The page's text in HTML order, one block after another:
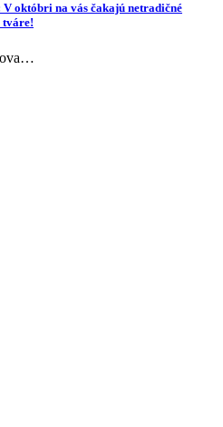
októbri na vás čakajú netradičné
tváre!